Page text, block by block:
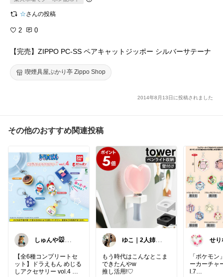
☆さんの投稿
2 0
【完売】ZIPPO PC-SS ペアキャットジッポー シルバーサテーナ
喫煙具屋ぷかり亭 Zippo Shop
2014年8月13日に投稿されました
その他のおすすめ関連投稿
しゅんや🐭お気
【全6種コンプリートセ
ット】ドラえもん めじる
しアクセサリー vol.4 バ
ゆこ｜2人姉妹
暮らし
もう時代はこんなとこま
できたんやw
推し活用!♡
せり
「ポケモン
ーカーチャ
l.7